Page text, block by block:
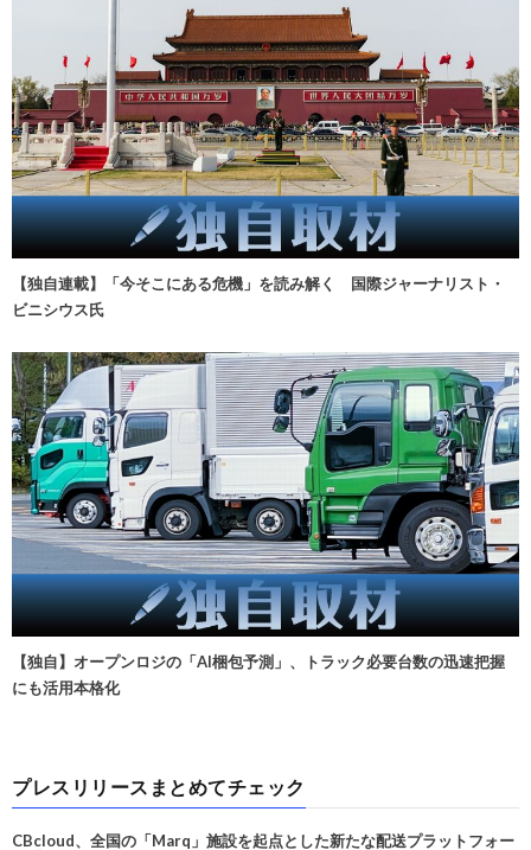
【独自連載】「今そこにある危機」を読み解く 国際ジャーナリスト・
ビニシウス氏
【独自】オープンロジの「AI梱包予測」、トラック必要台数の迅速把握
にも活用本格化
プレスリリースまとめてチェック
CBcloud、全国の「Marq」施設を起点とした新たな配送プラットフォー